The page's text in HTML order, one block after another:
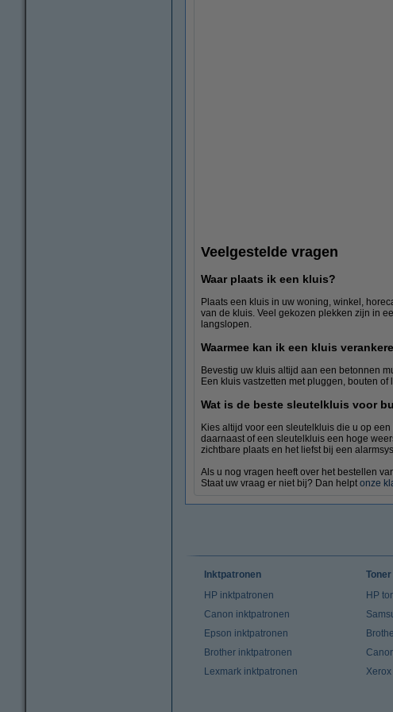
Geldkisten
Veelgestelde vragen
Waar plaats ik een kluis?
Plaats een kluis in uw woning, winkel,
van de kluis. Veel gekozen plekken zijn in
langslopen.
Waarmee kan ik een kluis
Bevestig uw kluis altijd aan een betonnen
Een kluis vastzetten met pluggen, bouten
Wat is de beste sleutelkluis voor
Kies altijd voor een sleutelkluis die u op
daarnaast of een sleutelkluis een hoge
zichtbare plaats en het liefst bij een
Als u nog vragen heeft over het bestellen
Staat uw vraag er niet bij? Dan helpt onze
Inktpatronen
HP inktpatronen
Canon inktpatronen
Epson inktpatronen
Brother inktpatronen
Lexmark inktpatronen
HP